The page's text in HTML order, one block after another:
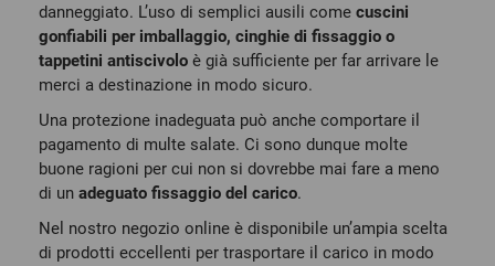
danneggiato. L’uso di semplici ausili come cuscini
gonfiabili per imballaggio, cinghie di fissaggio o
tappetini antiscivolo è già sufficiente per far arrivare le
merci a destinazione in modo sicuro.
Una protezione inadeguata può anche comportare il
pagamento di multe salate. Ci sono dunque molte
buone ragioni per cui non si dovrebbe mai fare a meno
di un adeguato fissaggio del carico.
Nel nostro negozio online è disponibile un’ampia scelta
di prodotti eccellenti per trasportare il carico in modo